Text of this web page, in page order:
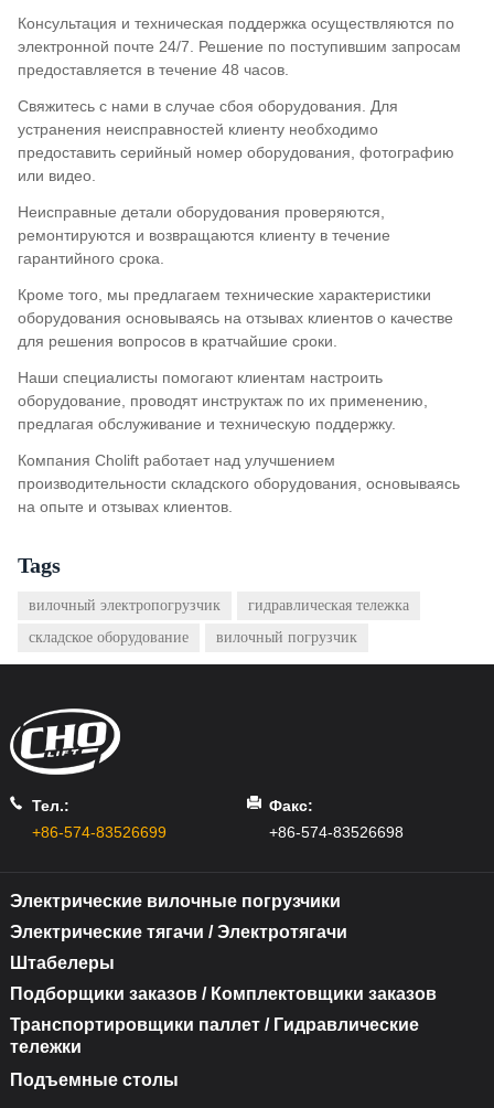
Консультация и техническая поддержка осуществляются по
электронной почте 24/7. Решение по поступившим запросам
предоставляется в течение 48 часов.
Свяжитесь с нами в случае сбоя оборудования. Для
устранения неисправностей клиенту необходимо
предоставить серийный номер оборудования, фотографию
или видео.
Неисправные детали оборудования проверяются,
ремонтируются и возвращаются клиенту в течение
гарантийного срока.
Кроме того, мы предлагаем технические характеристики
оборудования основываясь на отзывах клиентов о качестве
для решения вопросов в кратчайшие сроки.
Наши специалисты помогают клиентам настроить
оборудование, проводят инструктаж по их применению,
предлагая обслуживание и техническую поддержку.
Компания Cholift работает над улучшением
производительности складского оборудования, основываясь
на опыте и отзывах клиентов.
Tags
вилочный электропогрузчик
гидравлическая тележка
складское оборудование
вилочный погрузчик
Тел.:
+86-574-83526699
Факс:
+86-574-83526698
Электрические вилочные погрузчики
Электрические тягачи / Электротягачи
Штабелеры
Подборщики заказов / Комплектовщики заказов
Транспортировщики паллет / Гидравлические
тележки
Подъемные столы